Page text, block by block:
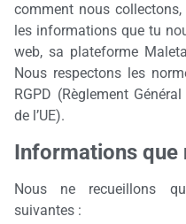
comment nous
les informations que tu
web, sa plateforme
Nous respectons les
RGPD (Règlement
de l’UE).
Informations que
Nous ne recueillons
suivantes :